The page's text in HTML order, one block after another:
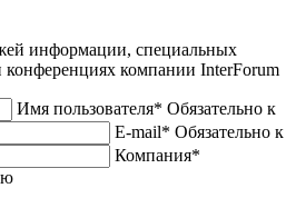
информации, специальных
компании InterForum
Имя пользователя* Обязательно к
E-mail* Обязательно к
Компания*